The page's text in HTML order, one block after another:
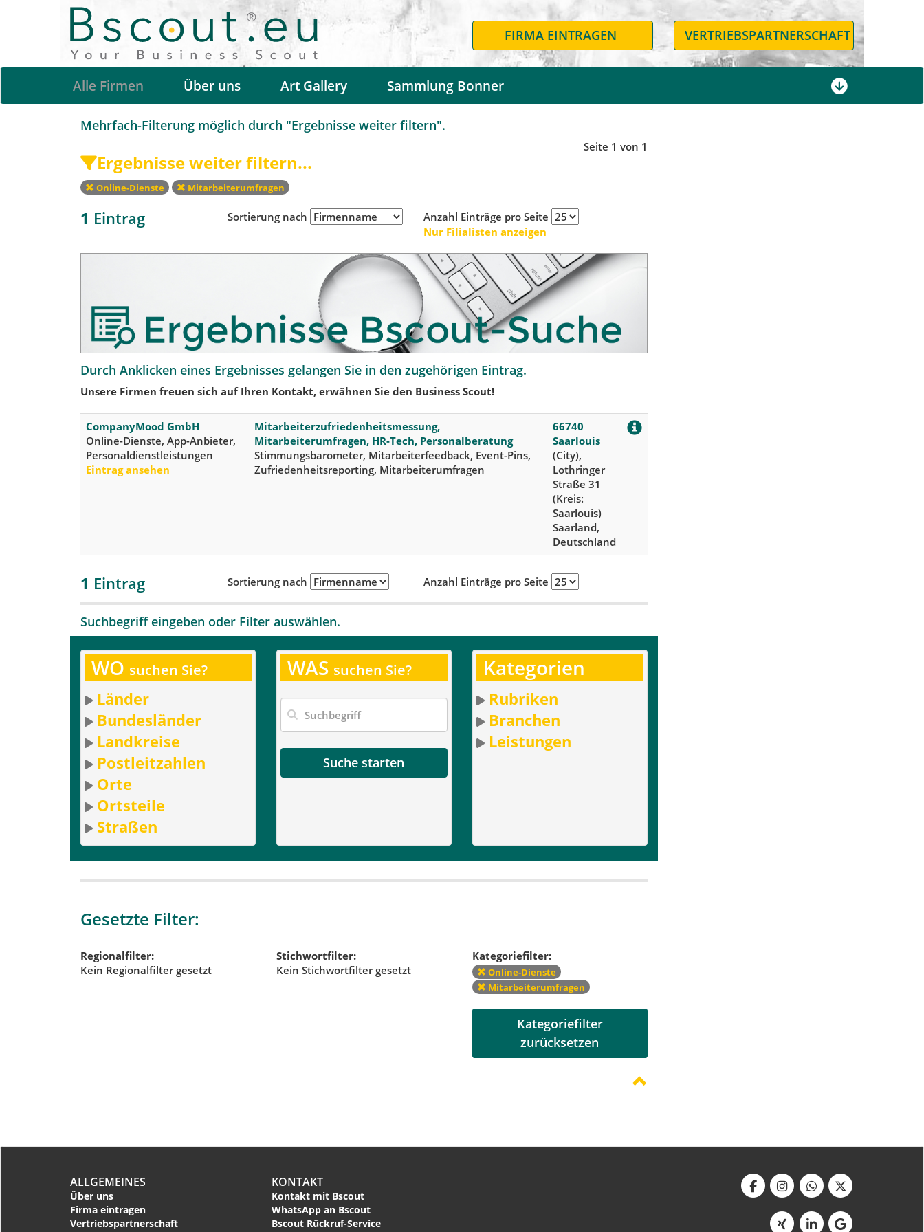
FIRMA EINTRAGEN VERTRIEBSPARTNERSCHAFT
Alle Firmen Über uns Art Gallery Sammlung Bonner
Mehrfach-Filterung möglich durch "Ergebnisse weiter filtern".
Ergebnisse weiter filtern...
Seite 1 von 1
Online-Dienste Mitarbeiterumfragen
1 Eintrag Sortierung nach
Anzahl Einträge pro Seite
Nur Filialisten anzeigen
Durch Anklicken eines Ergebnisses gelangen Sie in den zugehörigen Eintrag.
Unsere Firmen freuen sich auf Ihren Kontakt, erwähnen Sie den Business Scout!
CompanyMood GmbH
Online-Dienste, App-Anbieter,
Personaldienstleistungen
Eintrag ansehen
Mitarbeiterzufriedenheitsmessung,
Mitarbeiterumfragen, HR-Tech, Personalberatung
Stimmungsbarometer, Mitarbeiterfeedback, Event-Pins,
Zufriedenheitsreporting, Mitarbeiterumfragen
66740
Saarlouis
(City),
Lothringer
Straße 31
(Kreis:
Saarlouis)
Saarland,
Deutschland
1 Eintrag Sortierung nach Anzahl Einträge pro Seite
Suchbegriff eingeben oder Filter auswählen.
WO suchen Sie?
Länder
Bundesländer
Landkreise
Postleitzahlen
Orte
Ortsteile
Straßen
WAS suchen Sie?
Suche starten
Kategorien
Rubriken
Branchen
Leistungen
Gesetzte Filter:
Regionalfilter:
Kein Regionalfilter gesetzt
Stichwortfilter:
Kein Stichwortfilter gesetzt
Kategoriefilter:
Online-Dienste
Mitarbeiterumfragen
Kategoriefilter
zurücksetzen
ALLGEMEINES
Über uns
Firma eintragen
Vertriebspartnerschaft
KONTAKT
Kontakt mit Bscout
WhatsApp an Bscout
Bscout Rückruf-Service